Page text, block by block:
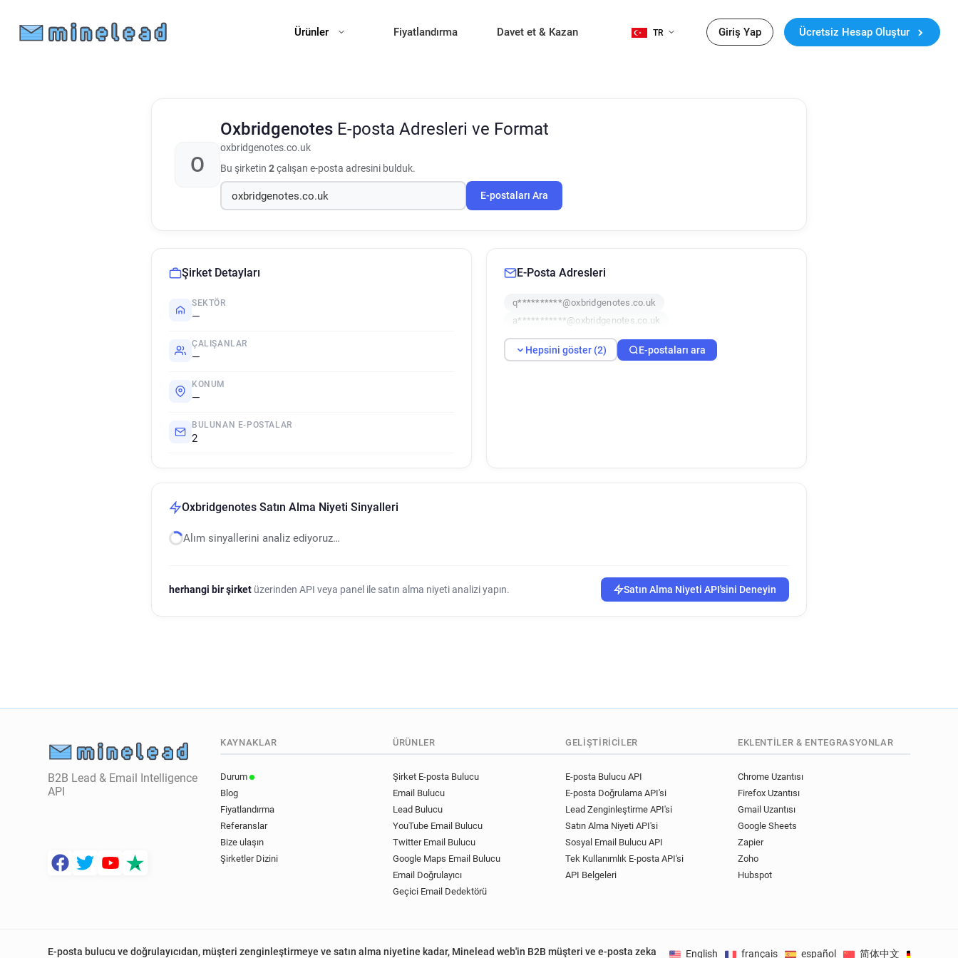
Ürünler Fiyatlandırma Davet et & Kazan TR Giriş Yap Ücretsiz Hesap Oluştur
O
Oxbridgenotes E-posta Adresleri ve Format
oxbridgenotes.co.uk
Bu şirketin 2çalışan e-posta adresini bulduk.
E-postaları Ara
Şirket Detayları
SEKTÖR
—
ÇALIŞANLAR
—
KONUM
—
BULUNAN E-POSTALAR
2
E-Posta Adresleri
q**********@oxbridgenotes.co.uk
a***********@oxbridgenotes.co.uk
Hepsini göster (2) E-postaları ara
Oxbridgenotes Satın Alma Niyeti Sinyalleri
Alım sinyallerini analiz ediyoruz…
herhangi bir şirket üzerinden API veya panel ile satın alma niyeti analizi yapın. Satın Alma Niyeti API'sini Deneyin
B2B Lead & Email Intelligence
API
KAYNAKLAR
Durum
Blog
Fiyatlandırma
Referanslar
Bize ulaşın
Şirketler Dizini
ÜRÜNLER
Şirket E-posta Bulucu
Email Bulucu
Lead Bulucu
YouTube Email Bulucu
Twitter Email Bulucu
Google Maps Email Bulucu
Email Doğrulayıcı
Geçici Email Dedektörü
GELIŞTIRICILER
E-posta Bulucu API
E-posta Doğrulama API'si
Lead Zenginleştirme API'si
Satın Alma Niyeti API'si
Sosyal Email Bulucu API
Tek Kullanımlık E-posta API'si
API Belgeleri
EKLENTILER & ENTEGRASYONLAR
Chrome Uzantısı
Firefox Uzantısı
Gmail Uzantısı
Google Sheets
Zapier
Zoho
Hubspot
E-posta bulucu ve doğrulayıcıdan, müşteri zenginleştirmeye ve satın alma niyetine kadar, Minelead web'in B2B müşteri ve e-posta zeka
English français español 简体中文